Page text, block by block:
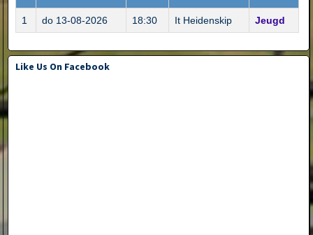
1 do 13-08-2026 18:30 It Heidenskip Jeugd
Like Us On Facebook